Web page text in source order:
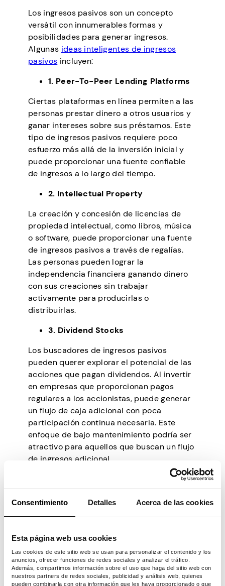
Consentimiento Detalles Acerca de las cookies
Esta página web usa cookies
Las cookies de este sitio web se usan para personalizar el contenido y los
anuncios, ofrecer funciones de redes sociales y analizar el tráfico.
Además, compartimos información sobre el uso que haga del sitio web con
nuestros partners de redes sociales, publicidad y análisis web, quienes
pueden combinarla con otra información que les haya proporcionado o que
Los ingresos pasivos son un concepto
versátil con innumerables formas y
posibilidades para generar ingresos.
Algunas ideas inteligentes de ingresos
pasivos incluyen:
1. Peer-To-Peer Lending Platforms
Ciertas plataformas en línea permiten a las
personas prestar dinero a otros usuarios y
ganar intereses sobre sus préstamos. Este
tipo de ingresos pasivos requiere poco
esfuerzo más allá de la inversión inicial y
puede proporcionar una fuente confiable
de ingresos a lo largo del tiempo.
2. Intellectual Property
La creación y concesión de licencias de
propiedad intelectual, como libros, música
o software, puede proporcionar una fuente
de ingresos pasivos a través de regalías.
Las personas pueden lograr la
independencia financiera ganando dinero
con sus creaciones sin trabajar
activamente para producirlas o
distribuirlas.
3. Dividend Stocks
Los buscadores de ingresos pasivos
pueden querer explorar el potencial de las
acciones que pagan dividendos. Al invertir
en empresas que proporcionan pagos
regulares a los accionistas, puede generar
un flujo de caja adicional con poca
participación continua necesaria. Este
enfoque de bajo mantenimiento podría ser
atractivo para aquellos que buscan un flujo
de ingresos adicional.
Pawns app – extra income appis one place
earn a commission for every person that
their unique referral link.
5. E-Commerce